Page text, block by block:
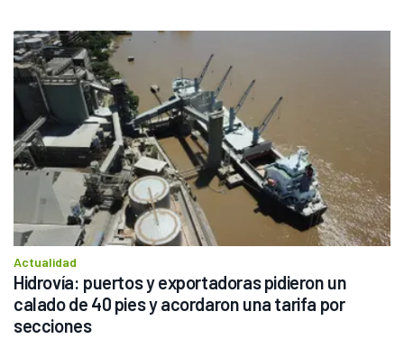
Actualidad
Hidrovía: puertos y exportadoras pidieron un
calado de 40 pies y acordaron una tarifa por
secciones